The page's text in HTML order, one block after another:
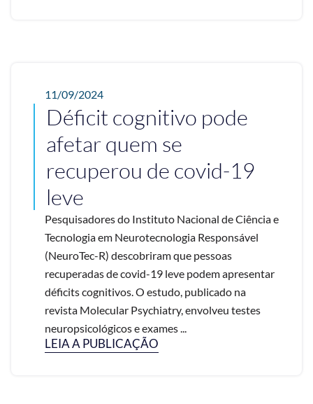
11/09/2024
Déficit cognitivo pode
afetar quem se
recuperou de covid-19
leve
Pesquisadores do Instituto Nacional de Ciência e
Tecnologia em Neurotecnologia Responsável
(NeuroTec-R) descobriram que pessoas
recuperadas de covid-19 leve podem apresentar
déficits cognitivos. O estudo, publicado na
revista Molecular Psychiatry, envolveu testes
neuropsicológicos e exames ...
LEIA A PUBLICAÇÃO